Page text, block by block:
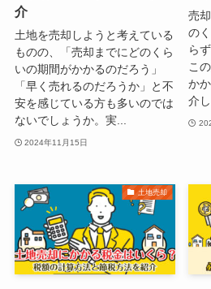
介
土地を売却しようと考えている
ものの、「売却までにどのくら
いの期間がかかるのだろう」
「早く売れるのだろうか」と不
安を感じている方も多いのでは
ないでしょうか。実...
2024年11月15日
売
の
ら
こ
か
介
土地売却